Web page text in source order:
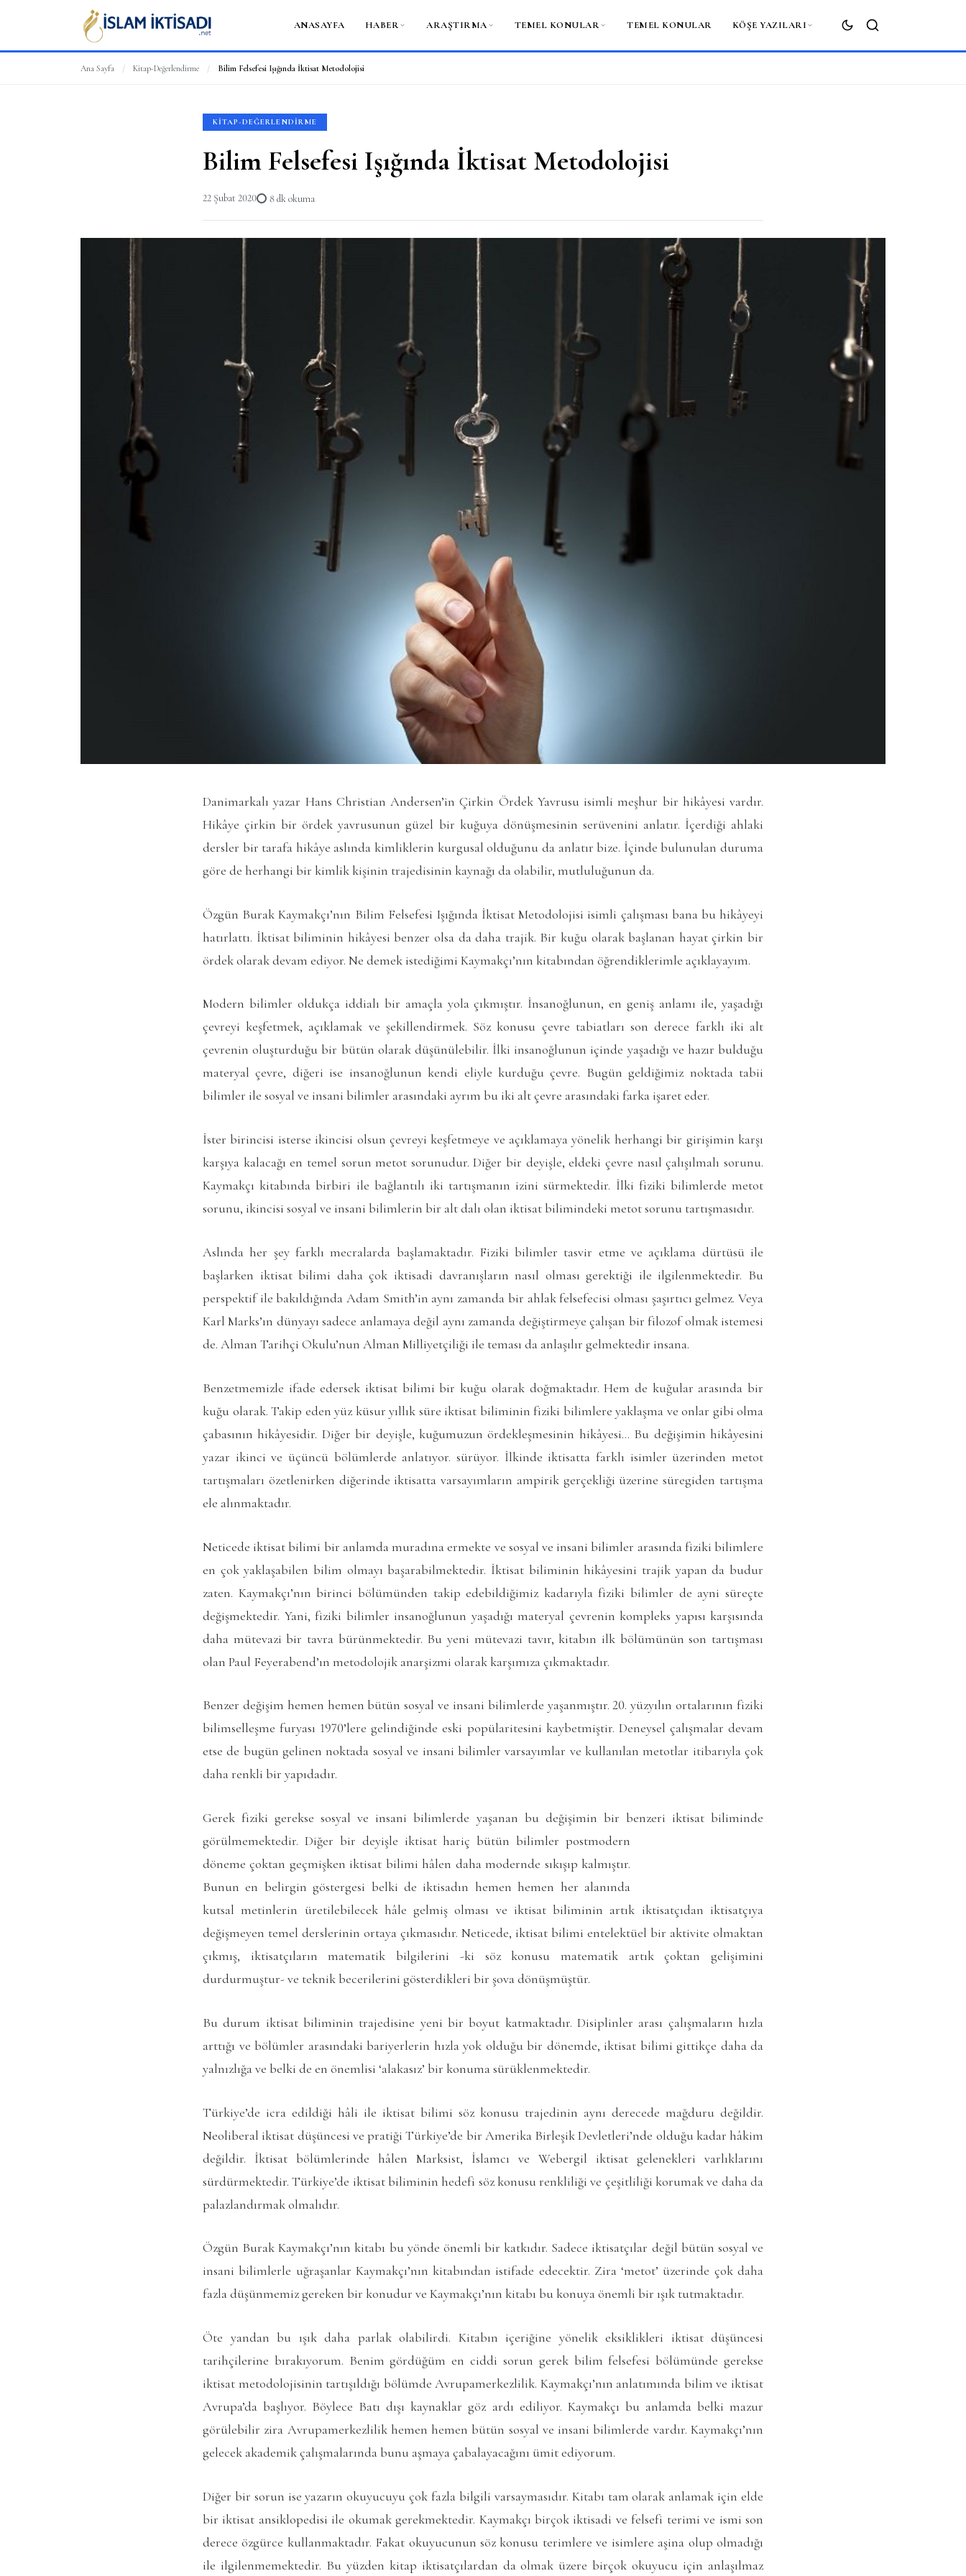
ANASAYFA HABER ARAŞTIRMA TEMEL KONULAR TEMEL KONULAR KÖŞE YAZILARI
ARA
Ana Sayfa / Kitap-Değerlendirme / Bilim Felsefesi Işığında İktisat Metodolojisi
KITAP-DEĞERLENDIRME
Bilim Felsefesi Işığında İktisat Metodolojisi
22 Şubat 2020 8 dk okuma
Danimarkalı yazar Hans Christian Andersen’in Çirkin Ördek Yavrusu isimli meşhur bir hikâyesi vardır.
Hikâye çirkin bir ördek yavrusunun güzel bir kuğuya dönüşmesinin serüvenini anlatır. İçerdiği ahlaki
dersler bir tarafa hikâye aslında kimliklerin kurgusal olduğunu da anlatır bize. İçinde bulunulan duruma
göre de herhangi bir kimlik kişinin trajedisinin kaynağı da olabilir, mutluluğunun da.
Özgün Burak Kaymakçı’nın Bilim Felsefesi Işığında İktisat Metodolojisi isimli çalışması bana bu hikâyeyi
hatırlattı. İktisat biliminin hikâyesi benzer olsa da daha trajik. Bir kuğu olarak başlanan hayat çirkin bir
ördek olarak devam ediyor. Ne demek istediğimi Kaymakçı’nın kitabından öğrendiklerimle açıklayayım.
Modern bilimler oldukça iddialı bir amaçla yola çıkmıştır. İnsanoğlunun, en geniş anlamı ile, yaşadığı
çevreyi keşfetmek, açıklamak ve şekillendirmek. Söz konusu çevre tabiatları son derece farklı iki alt
çevrenin oluşturduğu bir bütün olarak düşünülebilir. İlki insanoğlunun içinde yaşadığı ve hazır bulduğu
materyal çevre, diğeri ise insanoğlunun kendi eliyle kurduğu çevre. Bugün geldiğimiz noktada tabii
bilimler ile sosyal ve insani bilimler arasındaki ayrım bu iki alt çevre arasındaki farka işaret eder.
İster birincisi isterse ikincisi olsun çevreyi keşfetmeye ve açıklamaya yönelik herhangi bir girişimin karşı
karşıya kalacağı en temel sorun metot sorunudur. Diğer bir deyişle, eldeki çevre nasıl çalışılmalı sorunu.
Kaymakçı kitabında birbiri ile bağlantılı iki tartışmanın izini sürmektedir. İlki fiziki bilimlerde metot
sorunu, ikincisi sosyal ve insani bilimlerin bir alt dalı olan iktisat bilimindeki metot sorunu tartışmasıdır.
Aslında her şey farklı mecralarda başlamaktadır. Fiziki bilimler tasvir etme ve açıklama dürtüsü ile
başlarken iktisat bilimi daha çok iktisadi davranışların nasıl olması gerektiği ile ilgilenmektedir. Bu
perspektif ile bakıldığında Adam Smith’in aynı zamanda bir ahlak felsefecisi olması şaşırtıcı gelmez. Veya
Karl Marks’ın dünyayı sadece anlamaya değil aynı zamanda değiştirmeye çalışan bir filozof olmak istemesi
de. Alman Tarihçi Okulu’nun Alman Milliyetçiliği ile teması da anlaşılır gelmektedir insana.
Benzetmemizle ifade edersek iktisat bilimi bir kuğu olarak doğmaktadır. Hem de kuğular arasında bir
kuğu olarak. Takip eden yüz küsur yıllık süre iktisat biliminin fiziki bilimlere yaklaşma ve onlar gibi olma
çabasının hikâyesidir. Diğer bir deyişle, kuğumuzun ördekleşmesinin hikâyesi… Bu değişimin hikâyesini
yazar ikinci ve üçüncü bölümlerde anlatıyor. sürüyor. İlkinde iktisatta farklı isimler üzerinden metot
tartışmaları özetlenirken diğerinde iktisatta varsayımların ampirik gerçekliği üzerine süregiden tartışma
ele alınmaktadır.
Neticede iktisat bilimi bir anlamda muradına ermekte ve sosyal ve insani bilimler arasında fiziki bilimlere
en çok yaklaşabilen bilim olmayı başarabilmektedir. İktisat biliminin hikâyesini trajik yapan da budur
zaten. Kaymakçı’nın birinci bölümünden takip edebildiğimiz kadarıyla fiziki bilimler de ayni süreçte
değişmektedir. Yani, fiziki bilimler insanoğlunun yaşadığı materyal çevrenin kompleks yapısı karşısında
daha mütevazi bir tavra bürünmektedir. Bu yeni mütevazi tavır, kitabın ilk bölümünün son tartışması
olan Paul Feyerabend’ın metodolojik anarşizmi olarak karşımıza çıkmaktadır.
Benzer değişim hemen hemen bütün sosyal ve insani bilimlerde yaşanmıştır. 20. yüzyılın ortalarının fiziki
bilimselleşme furyası 1970’lere gelindiğinde eski popülaritesini kaybetmiştir. Deneysel çalışmalar devam
etse de bugün gelinen noktada sosyal ve insani bilimler varsayımlar ve kullanılan metotlar itibarıyla çok
daha renkli bir yapıdadır.
Gerek fiziki gerekse sosyal ve insani bilimlerde yaşanan bu değişimin bir benzeri iktisat biliminde
görülmemektedir. Diğer bir deyişle iktisat hariç bütün bilimler postmodern
döneme çoktan geçmişken iktisat bilimi hâlen daha modernde sıkışıp kalmıştır.
Bunun en belirgin göstergesi belki de iktisadın hemen hemen her alanında
kutsal metinlerin üretilebilecek hâle gelmiş olması ve iktisat biliminin artık iktisatçıdan iktisatçıya
değişmeyen temel derslerinin ortaya çıkmasıdır. Neticede, iktisat bilimi entelektüel bir aktivite olmaktan
çıkmış, iktisatçıların matematik bilgilerini -ki söz konusu matematik artık çoktan gelişimini
durdurmuştur- ve teknik becerilerini gösterdikleri bir şova dönüşmüştür.
Bu durum iktisat biliminin trajedisine yeni bir boyut katmaktadır. Disiplinler arası çalışmaların hızla
arttığı ve bölümler arasındaki bariyerlerin hızla yok olduğu bir dönemde, iktisat bilimi gittikçe daha da
yalnızlığa ve belki de en önemlisi ‘alakasız’ bir konuma sürüklenmektedir.
Türkiye’de icra edildiği hâli ile iktisat bilimi söz konusu trajedinin aynı derecede mağduru değildir.
Neoliberal iktisat düşüncesi ve pratiği Türkiye’de bir Amerika Birleşik Devletleri’nde olduğu kadar hâkim
değildir. İktisat bölümlerinde hâlen Marksist, İslamcı ve Webergil iktisat gelenekleri varlıklarını
sürdürmektedir. Türkiye’de iktisat biliminin hedefi söz konusu renkliliği ve çeşitliliği korumak ve daha da
palazlandırmak olmalıdır.
Özgün Burak Kaymakçı’nın kitabı bu yönde önemli bir katkıdır. Sadece iktisatçılar değil bütün sosyal ve
insani bilimlerle uğraşanlar Kaymakçı’nın kitabından istifade edecektir. Zira ‘metot’ üzerinde çok daha
fazla düşünmemiz gereken bir konudur ve Kaymakçı’nın kitabı bu konuya önemli bir ışık tutmaktadır.
Öte yandan bu ışık daha parlak olabilirdi. Kitabın içeriğine yönelik eksiklikleri iktisat düşüncesi
tarihçilerine bırakıyorum. Benim gördüğüm en ciddi sorun gerek bilim felsefesi bölümünde gerekse
iktisat metodolojisinin tartışıldığı bölümde Avrupamerkezlilik. Kaymakçı’nın anlatımında bilim ve iktisat
Avrupa’da başlıyor. Böylece Batı dışı kaynaklar göz ardı ediliyor. Kaymakçı bu anlamda belki mazur
görülebilir zira Avrupamerkezlilik hemen hemen bütün sosyal ve insani bilimlerde vardır. Kaymakçı’nın
gelecek akademik çalışmalarında bunu aşmaya çabalayacağını ümit ediyorum.
Diğer bir sorun ise yazarın okuyucuyu çok fazla bilgili varsaymasıdır. Kitabı tam olarak anlamak için elde
bir iktisat ansiklopedisi ile okumak gerekmektedir. Kaymakçı birçok iktisadi ve felsefi terimi ve ismi son
derece özgürce kullanmaktadır. Fakat okuyucunun söz konusu terimlere ve isimlere aşina olup olmadığı
ile ilgilenmemektedir. Bu yüzden kitap iktisatçılardan da olmak üzere birçok okuyucu için anlaşılmaz